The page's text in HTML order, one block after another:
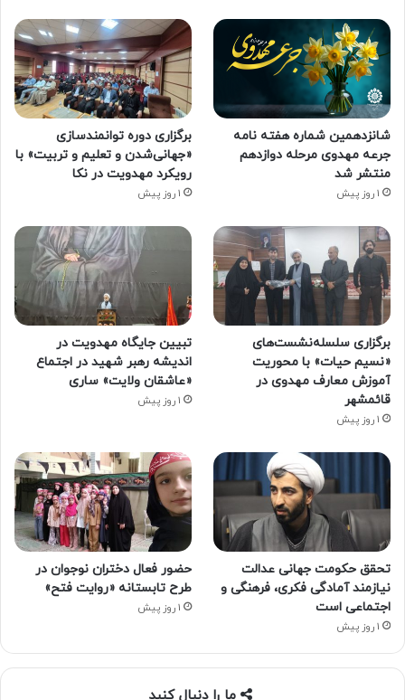
شانزدهمین شماره هفته‌ نامه
جرعه مهدوی مرحله دوازدهم
منتشر شد
1 روز پیش
برگزاری دوره توانمندسازی
«جهانی‌شدن و تعلیم و تربیت» با
رویکرد مهدویت در نکا
1 روز پیش
برگزاری سلسله‌نشست‌های
«نسیم حیات» با محوریت
آموزش معارف مهدوی در
قائمشهر
1 روز پیش
تبیین جایگاه مهدویت در
اندیشه رهبر شهید در اجتماع
«عاشقان ولایت» ساری
1 روز پیش
تحقق حکومت جهانی عدالت
نیازمند آمادگی فکری، فرهنگی و
اجتماعی است
1 روز پیش
حضور فعال دختران نوجوان در
طرح تابستانه «روایت فتح»
1 روز پیش